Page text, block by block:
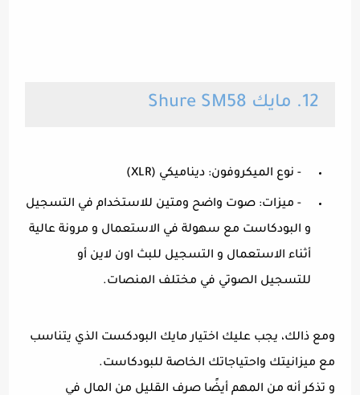
12. مايك Shure SM58
- نوع الميكروفون: ديناميكي (XLR)
- ميزات: صوت واضح ومتين للاستخدام في التسجيل
و البودكاست مع سهولة في الاستعمال و مرونة عالية
أثناء الاستعمال و التسجيل للبث اون لاين أو
للتسجيل الصوتي في مختلف المنصات.
ومع ذالك، يجب عليك اختيار مايك البودكست الذي يتناسب
مع ميزانيتك واحتياجاتك الخاصة للبودكاست.
و تذكر أنه من المهم أيضًا صرف القليل من المال في